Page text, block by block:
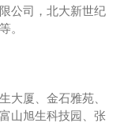
公司，北大新世纪
。
大厦、金石雅苑、
山旭生科技园、张